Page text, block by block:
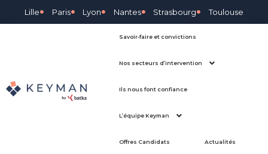
Lille Paris Lyon Nantes Strasbourg Toulouse
Savoir-faire et convictions
Nos secteurs d’intervention
Ils nous font confiance
L’équipe Keyman
Offres Candidats Actualités